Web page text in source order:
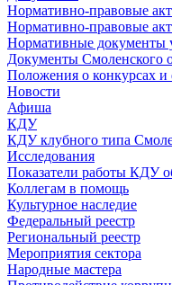
Нормативно-правовые
Нормативно-правовые
Нормативные документы
Документы Смоленского
Положения о конкурсах и
Новости
Афиша
КДУ
КДУ клубного типа
Исследования
Показатели работы КДУ
Коллегам в помощь
Культурное наследие
Федеральный реестр
Региональный реестр
Мероприятия сектора
Народные мастера